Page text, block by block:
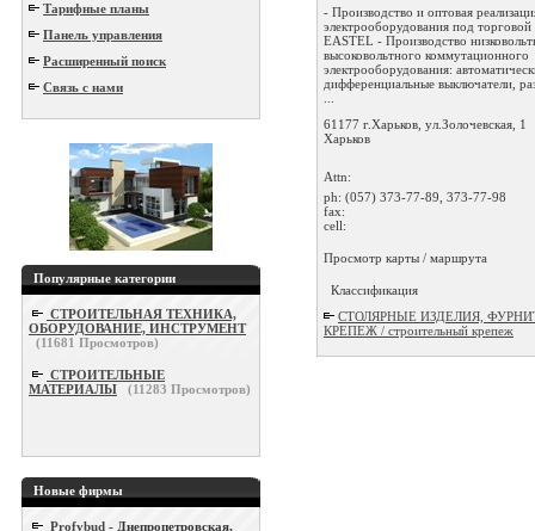
Тарифные планы
Панель управления
Расширенный поиск
Связь с нами
Популярные категории
СТРОИТЕЛЬНАЯ ТЕХНИКА,
ОБОРУДОВАНИЕ, ИНСТРУМЕНТ
(11681 Просмотров)
СТРОИТЕЛЬНЫЕ
МАТЕРИАЛЫ
(11283 Просмотров)
Новые фирмы
Profybud - Днепропетровская,
- Производство и оптовая
электрооборудования под торговой
EASTEL - Производство
высоковольтного коммутационного
электрооборудования:
дифференциальные выключатели,
61177 г.Харьков, ул.Золочевская, 1
Харьков
Attn:
ph: (057) 373-77-89, 373-77-98
fax:
cell:
Просмотр карты / маршрута
Классификация
СТОЛЯРНЫЕ ИЗДЕЛИЯ,
КРЕПЕЖ / строительный крепеж